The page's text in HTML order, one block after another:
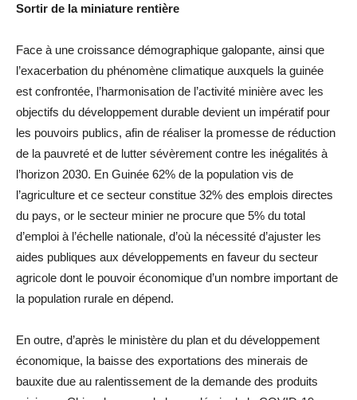
Sortir de la miniature rentière
Face à une croissance démographique galopante, ainsi que
l’exacerbation du phénomène climatique auxquels la guinée
est confrontée, l’harmonisation de l’activité minière avec les
objectifs du développement durable devient un impératif pour
les pouvoirs publics, afin de réaliser la promesse de réduction
de la pauvreté et de lutter sévèrement contre les inégalités à
l’horizon 2030. En Guinée 62% de la population vis de
l’agriculture et ce secteur constitue 32% des emplois directes
du pays, or le secteur minier ne procure que 5% du total
d’emploi à l’échelle nationale, d’où la nécessité d’ajuster les
aides publiques aux développements en faveur du secteur
agricole dont le pouvoir économique d’un nombre important de
la population rurale en dépend.
En outre, d’après le ministère du plan et du développement
économique, la baisse des exportations des minerais de
bauxite due au ralentissement de la demande des produits